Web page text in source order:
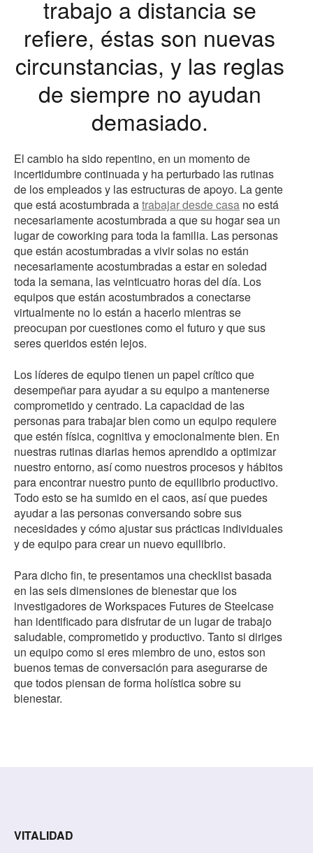
trabajo a distancia se
refiere, éstas son nuevas
circunstancias, y las reglas
de siempre no ayudan
demasiado.
El cambio ha sido repentino, en un momento de
incertidumbre continuada y ha perturbado las rutinas
de los empleados y las estructuras de apoyo. La gente
que está acostumbrada atrabajar desde casa no está
necesariamente acostumbrada a que su hogar sea un
lugar de coworking para toda la familia. Las personas
que están acostumbradas a vivir solas no están
necesariamente acostumbradas a estar en soledad
toda la semana, las veinticuatro horas del día. Los
equipos que están acostumbrados a conectarse
virtualmente no lo están a hacerlo mientras se
preocupan por cuestiones como el futuro y que sus
seres queridos estén lejos.
Los líderes de equipo tienen un papel crítico que
desempeñar para ayudar a su equipo a mantenerse
comprometido y centrado. La capacidad de las
personas para trabajar bien como un equipo requiere
que estén física, cognitiva y emocionalmente bien. En
nuestras rutinas diarias hemos aprendido a optimizar
nuestro entorno, así como nuestros procesos y hábitos
para encontrar nuestro punto de equilibrio productivo.
Todo esto se ha sumido en el caos, así que puedes
ayudar a las personas conversando sobre sus
necesidades y cómo ajustar sus prácticas individuales
y de equipo para crear un nuevo equilibrio.
Para dicho fin, te presentamos una checklist basada
en las seis dimensiones de bienestar que los
investigadores de Workspaces Futures de Steelcase
han identificado para disfrutar de un lugar de trabajo
saludable, comprometido y productivo. Tanto si diriges
un equipo como si eres miembro de uno, estos son
buenos temas de conversación para asegurarse de
que todos piensan de forma holística sobre su
bienestar.
VITALIDAD